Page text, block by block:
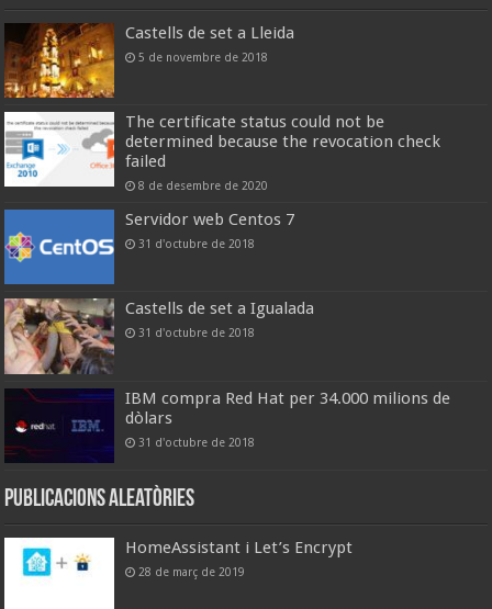
Castells de set a Lleida
5 de novembre de 2018
The certificate status could not be
determined because the revocation check
failed
8 de desembre de 2020
Servidor web Centos 7
31 d'octubre de 2018
Castells de set a Igualada
31 d'octubre de 2018
IBM compra Red Hat per 34.000 milions de
dòlars
31 d'octubre de 2018
Publicacions aleatòries
HomeAssistant i Let’s Encrypt
28 de març de 2019